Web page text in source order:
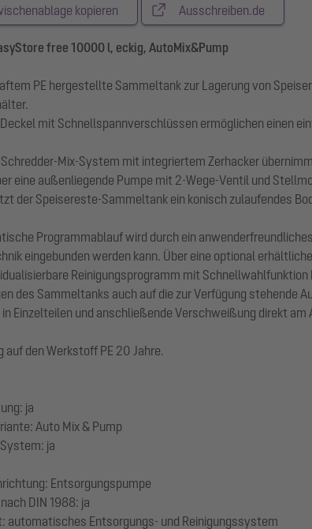
kopieren Ausschreiben.de
free 10000 l, eckig, AutoMix&Pump
PE hergestellte Sammeltank zur Lagerung von
mit Schnellspannverschlüssen ermöglichen einen
Mix-System mit integriertem Zerhacker
eine außenliegende Pumpe mit 2-Wege-Ventil und
der Speisereste-Sammeltank ein konisch zulaufendes
Programmablauf wird durch ein
eingebunden werden kann. Über eine optional
Reinigungsprogramm mit
des Sammeltanks auch auf die zur Verfügung stehende
in Einzelteilen und anschließende Verschweißung direkt
auf den Werkstoff PE 20 Jahre.
ja
Auto Mix & Pump
ja
Entsorgungspumpe
DIN 1988: ja
automatisches Entsorgungs- und Reinigungssystem